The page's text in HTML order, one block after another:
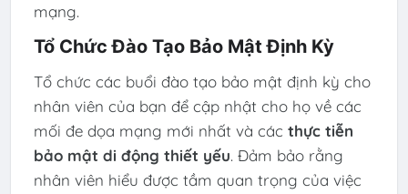
mạng.
Tổ Chức Đào Tạo Bảo Mật Định Kỳ
Tổ chức các buổi đào tạo bảo mật định kỳ cho
nhân viên của bạn để cập nhật cho họ về các
mối đe dọa mạng mới nhất và các thực tiễn
bảo mật di động thiết yếu. Đảm bảo rằng
nhân viên hiểu được tầm quan trọng của việc